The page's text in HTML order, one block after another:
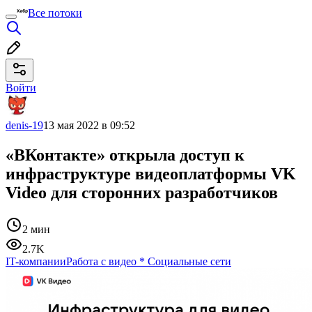
Все потоки
Войти
denis-1913 мая 2022 в 09:52
«ВКонтакте» открыла доступ к
инфраструктуре видеоплатформы VK
Video для сторонних разработчиков
2 мин
2.7K
IT-компанииРабота с видео * Социальные сети